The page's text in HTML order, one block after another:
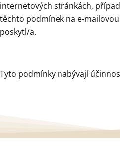
internetových stránkách,
těchto podmínek na e-
poskytl/a.
Tyto podmínky nabývají